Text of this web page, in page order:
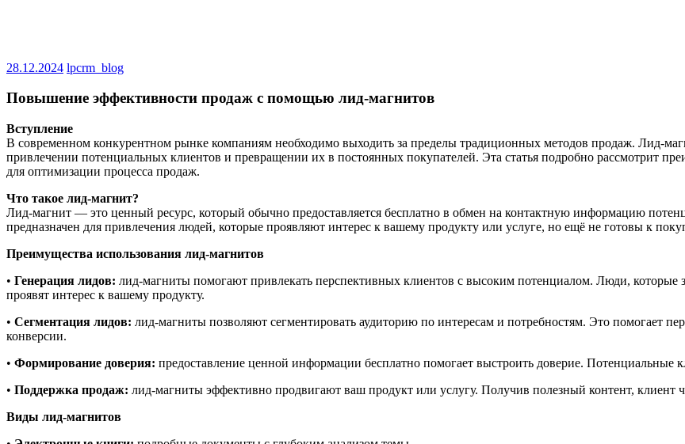
28.12.2024 lpcrm_blog
Повышение эффективности продаж с помощью лид-магнитов
Вступление
В современном конкурентном рынке компаниям необходимо выходить за пределы традиционных методов продаж. Лид-
привлечении потенциальных клиентов и превращении их в постоянных покупателей. Эта статья подробно рассмотрит
для оптимизации процесса продаж.
Что такое лид-магнит?
Лид-магнит — это ценный ресурс, который обычно предоставляется бесплатно в обмен на контактную информацию
предназначен для привлечения людей, которые проявляют интерес к вашему продукту или услуге, но ещё не готовы к
Преимущества использования лид-магнитов
• Генерация лидов: лид-магниты помогают привлекать перспективных клиентов с высоким потенциалом. Люди, которые
проявят интерес к вашему продукту.
• Сегментация лидов: лид-магниты позволяют сегментировать аудиторию по интересам и потребностям. Это помогает
конверсии.
• Формирование доверия: предоставление ценной информации бесплатно помогает выстроить доверие. Потенциальные
• Поддержка продаж: лид-магниты эффективно продвигают ваш продукт или услугу. Получив полезный контент, клиент
Виды лид-магнитов